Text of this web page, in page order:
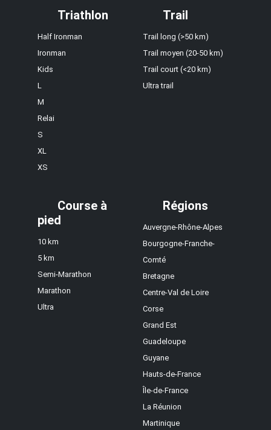
Triathlon
Half Ironman
Ironman
Kids
L
M
Relai
S
XL
XS
Trail
Trail long (>50 km)
Trail moyen (20-50 km)
Trail court (<20 km)
Ultra trail
Course à
pied
10 km
5 km
Semi-Marathon
Marathon
Ultra
Régions
Auvergne-Rhône-Alpes
Bourgogne-Franche-
Comté
Bretagne
Centre-Val de Loire
Corse
Grand Est
Guadeloupe
Guyane
Hauts-de-France
Île-de-France
La Réunion
Martinique